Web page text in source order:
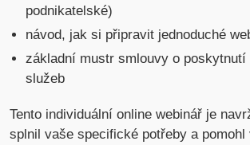
podnikatelské)
návod, jak si připravit jednoduché
základní mustr smlouvy o
služeb
Tento individuální online webinář je
splnil vaše specifické potřeby a